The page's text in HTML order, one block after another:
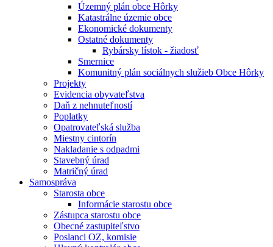
Územný plán obce Hôrky
Katastrálne územie obce
Ekonomické dokumenty
Ostatné dokumenty
Rybársky lístok - žiadosť
Smernice
Komunitný plán sociálnych služieb Obce Hôrky
Projekty
Evidencia obyvateľstva
Daň z nehnuteľností
Poplatky
Opatrovateľská služba
Miestny cintorín
Nakladanie s odpadmi
Stavebný úrad
Matričný úrad
Samospráva
Starosta obce
Informácie starostu obce
Zástupca starostu obce
Obecné zastupiteľstvo
Poslanci OZ, komisie